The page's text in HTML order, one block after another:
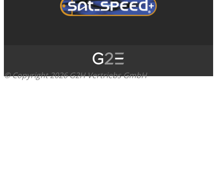
© Copyright 2026 G2H Vertriebs GmbH